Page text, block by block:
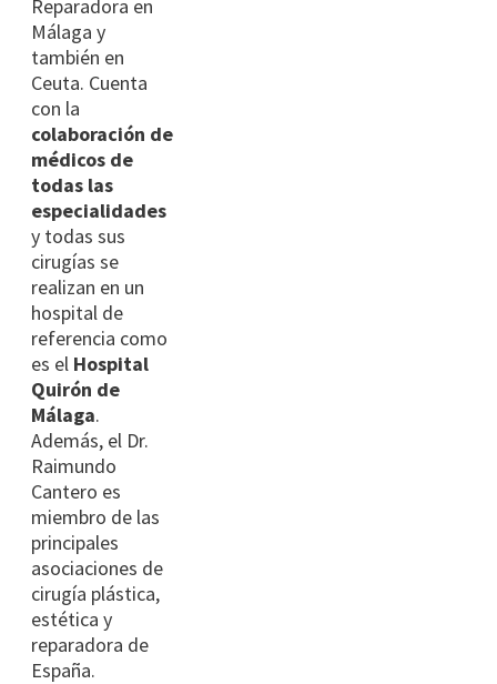
Reparadora en
Málaga y
también en
Ceuta. Cuenta
con la
colaboración de
médicos de
todas las
especialidades
y todas sus
cirugías se
realizan en un
hospital de
referencia como
es el Hospital
Quirón de
Málaga.
Además, el Dr.
Raimundo
Cantero es
miembro de las
principales
asociaciones de
cirugía plástica,
estética y
reparadora de
España.